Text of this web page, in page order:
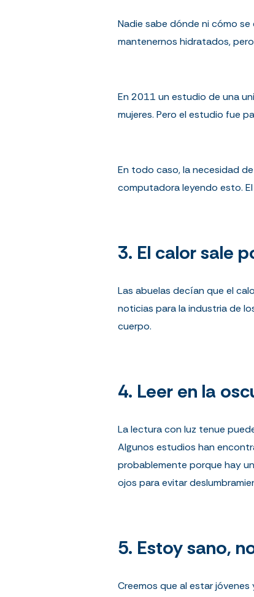
Nadie sabe dónde ni cómo
mantenernos hidratados,
En 2011 un estudio de una
mujeres. Pero el estudio fue
En todo caso, la necesidad
computadora leyendo esto.
3. El calor sale
Las abuelas decían que el
noticias para la industria de
cuerpo.
4. Leer en la
La lectura con luz tenue
Algunos estudios han
probablemente porque hay
ojos para evitar
5. Estoy sano,
Creemos que al estar